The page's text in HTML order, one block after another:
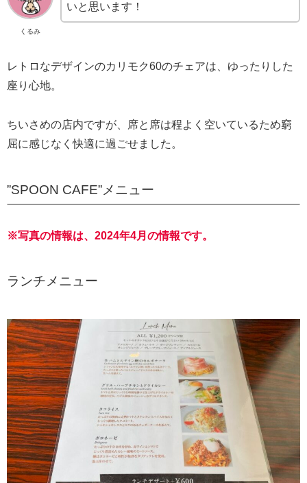
くるみ
いと思います！
レトロなデザインのカリモク60のチェアは、ゆったりした
座り心地。
ちいさめの店内ですが、席と席は程よく空いているため窮
屈に感じなく快適に過ごせました。
”SPOON CAFE”メニュー
※写真の情報は、2024年4月の情報です。
ランチメニュー